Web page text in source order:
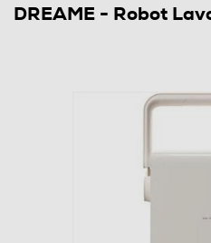
DREAME - Robot